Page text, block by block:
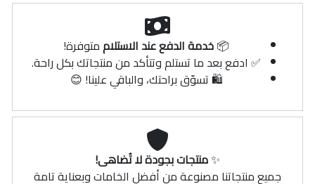
📦خدمة الدفع عند الاستلاممتوفرة!
✅ ادفع بعد ما تستلم وتتأكد من منتجاتك بكل راحة.
🛍️ تسوّق براحتك، والباقي علينا! 😊
✨منتجات بجودة لا تُضاهى!
جميع منتجاتنا مصنوعة من أفضل الخامات وبعناية تامة